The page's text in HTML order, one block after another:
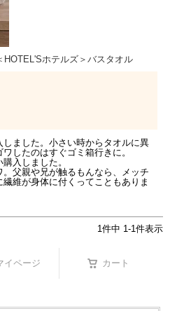
HOTEL'Sホテルズ＞バスタオル
ました。小さい時からタオルに異
したのはすぐゴミ箱行きに。
入しました。
父親や兄が触るもんなら、メッチ
維が身体に付くってこともありま
1件中 1-1件表示
イページ カート